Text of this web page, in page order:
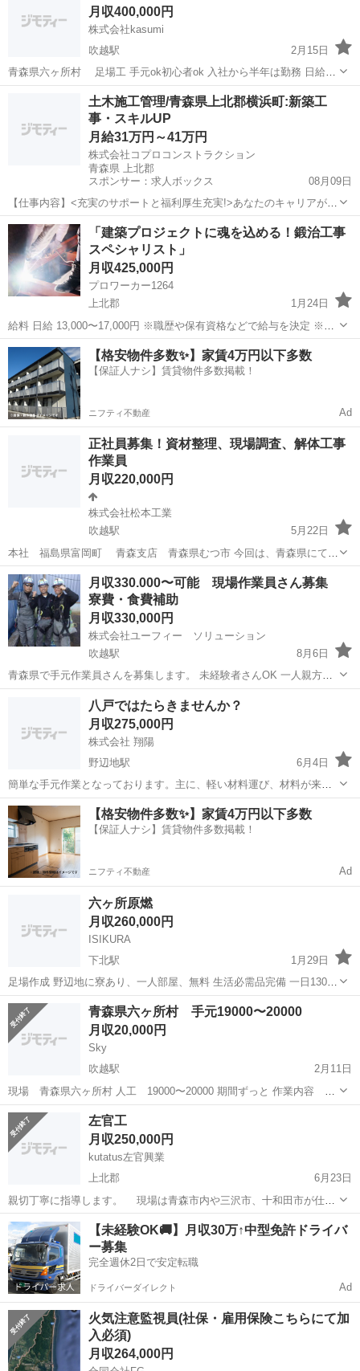
事や土木現場での手元作...月収400,000円
株式会社kasumi
吹越駅
2月15日
青森県六ヶ所村 足場工 手元ok初心者ok 入社から半年は勤務 日給
19000 ホテル2食付き 交通費出る 道具は腰袋くらいあればok 必要資
格 ハーネス 足場従事者 職長安全衛生教育 必要書類たくさんあっ
て、提出してか...
吹越駅 その他 社会保険
土木施工管理/青森県上北郡横浜町:新築工
事・スキルUP
月給31万円～41万円
株式会社コプロコンストラクション
青森県 上北郡
スポンサー：求人ボックス
08月09日
【仕事内容】<充実のサポートと福利厚生充実!>あなたのキャリアが活
かせるお仕事 大手で安心して働ける環境です 40代・50代・60代の方
が活躍されています <募集要項> <職種> 土木施工管理/青森県上北郡横
浜町:新築工事・スキル...
正社員
「建築プロジェクトに魂を込める！鍛治工事
スペシャリスト」
月収425,000円
プロワーカー1264
上北郡
1月24日
給料 日給 13,000〜17,000円 ※職歴や保有資格などで給与を決定 ※試
用期間2カ月後に技量、能力、経験などを考慮して昇給決定 職種 鍛治
工 仕事内容 一般鍛治工事及び大型施設のコンクリート埋込...
青森 上北郡 その他 鍛治
【格安物件多数✨】家賃4万円以下多数
【保証人ナシ】賃貸物件多数掲載！
ニフティ不動産 Ad
正社員募集！資材整理、現場調査、解体工事
作業員
月収220,000円
株式会社松本工業
吹越駅
5月22日
本社 福島県富岡町 青森支店 青森県むつ市 今回は、青森県にて、
資材整理、現場調査業務等に従事していただく作業員をメインに募集
します。 社会保険、雇用保険加入。 日給10000円～(年齢、経験、資格
等考慮) PC(Exce...
青森 上北郡 吹越駅 その他 未経験
月収330.000〜可能 現場作業員さん募集
寮費・食費補助
月収330,000円
株式会社ユーフィー ソリューション
吹越駅
8月6日
青森県で手元作業員さんを募集します。 未経験者さんOK 一人親方や
下請けさんも募集中です！! 出張出来る方歓迎します！! ※ お仕事内
容 電気工事 ラックの取付、ケーブル敷設、現場監視人等 比較的簡単
な作業からのスター...
吹越駅 その他
八戸ではたらきませんか？
月収275,000円
株式会社 翔陽
野辺地駅
6月4日
簡単な手元作業となっております。主に、軽い材料運び、材料が来る
のを待ってそれを運ぶだけの簡単作業となっております 社会保険完備
雇用保険完備 時間 8:00-17:00 休み 日曜日 宿舎は無料です 日当
11000...
青森 上北郡 野辺地駅 その他 手取り
【格安物件多数✨】家賃4万円以下多数
【保証人ナシ】賃貸物件多数掲載！
ニフティ不動産 Ad
六ヶ所原燃
月収260,000円
ISIKURA
下北駅
1月29日
足場作成 野辺地に寮あり、一人部屋、無料 生活必需品完備 一日13000
円 寮入居の場合、食事代一日1000円支給 通いはつきません
青森 上北郡 下北駅 その他 足場
青森県六ヶ所村 手元19000〜20000
月収20,000円
Sky
吹越駅
2月11日
現場 青森県六ヶ所村 人工 19000〜20000 期間ずっと 作業内容 足
場手元 飯代 朝食、夕食付き 宿は無料 ホテルに来る時と、帰る時の
交通費は全て負います。 入構する際の装備品も全てこちらで貸出しま
青森 吹越駅
左官工
月収250,000円
kutatus左官興業
上北郡
6月23日
親切丁寧に指導します。 現場は青森市内や三沢市、十和田市が仕事
になります。興味ある方はご連絡お待ちしています。 昇給あり 福
利厚生 年2回ボーナスあり。業績に応じて！ 資格取得制度あ
り。 協力会社も募集します。詳細は...
青森 上北郡 その他 左官
【未経験OK🚚】月収30万↑中型免許ドライバ
ー募集
完全週休2日で安定転職
ドライバーダイレクト Ad
火気注意監視員(社保・雇用保険こちらにて加
入必須)
月収264,000円